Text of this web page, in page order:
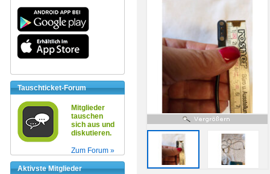
Tauschticket-Forum
Mitglieder
tauschen
sich aus und
diskutieren.
Zum Forum »
Aktivste Mitglieder